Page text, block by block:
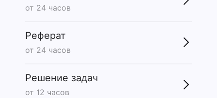
от 24 часов
Реферат
от 24 часов
Решение задач
от 12 часов